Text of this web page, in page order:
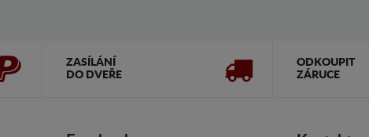
ZASÍLÁNÍ
DO DVEŘE
ODKOUPIT
ZÁRUCE